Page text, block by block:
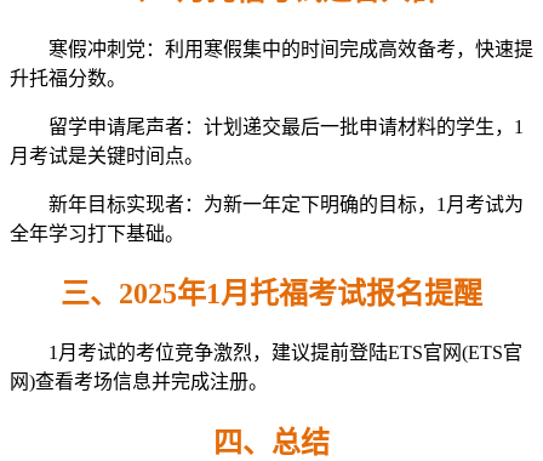
寒假冲刺党：利用寒假集中的时间完成高效备考，快速提
升托福分数。
留学申请尾声者：计划递交最后一批申请材料的学生，1
月考试是关键时间点。
新年目标实现者：为新一年定下明确的目标，1月考试为
全年学习打下基础。
三、2025年1月托福考试报名提醒
1月考试的考位竞争激烈，建议提前登陆ETS官网(ETS官
网)查看考场信息并完成注册。
四、总结